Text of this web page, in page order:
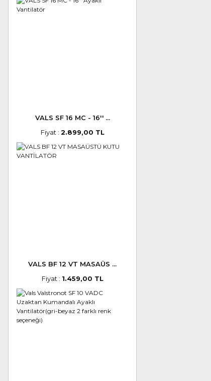
VALS SF 16 MC - 16'' ...
Fiyat : 2.899,00 TL
VALS BF 12 VT MASAÜS ...
Fiyat : 1.459,00 TL